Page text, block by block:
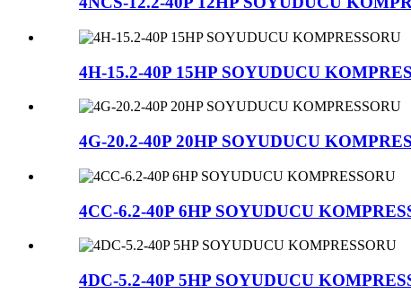
4H-15.2-40P 15HP SOYUDUCU
4G-20.2-40P 20HP SOYUDUCU
4CC-6.2-40P 6HP SOYUDUCU
4DC-5.2-40P 5HP SOYUDUCU